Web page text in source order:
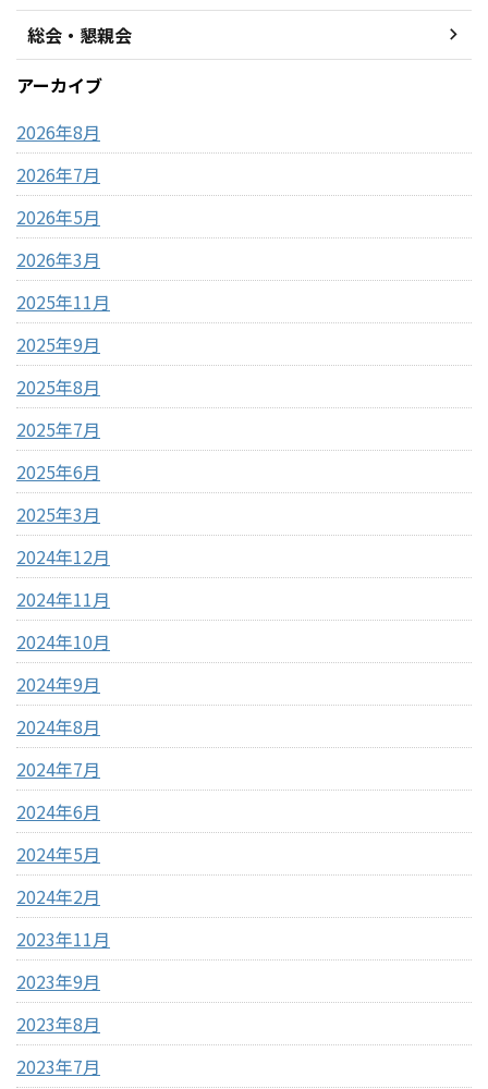
総会・懇親会
アーカイブ
2026年8月
2026年7月
2026年5月
2026年3月
2025年11月
2025年9月
2025年8月
2025年7月
2025年6月
2025年3月
2024年12月
2024年11月
2024年10月
2024年9月
2024年8月
2024年7月
2024年6月
2024年5月
2024年2月
2023年11月
2023年9月
2023年8月
2023年7月